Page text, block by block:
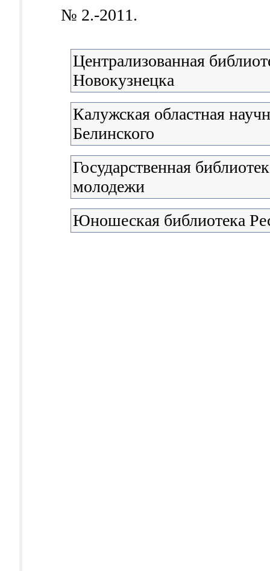
№ 2.-2011.
Централизованная
Новокузнецка
Калужская областная
Белинского
Государственная
молодежи
Юношеская библиотека